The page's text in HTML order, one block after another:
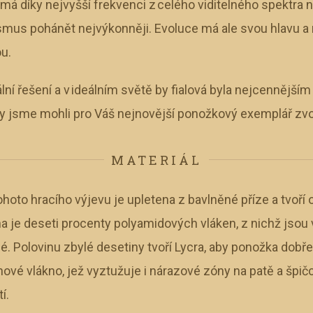
díky nejvyšší frekvenci z celého viditelného spektra
pohánět nejvýkonněji. Evoluce má ale svou hlavu
řešení a v ideálním světě by fialová byla
jsme mohli pro Váš nejnovější ponožkový exemplář
MATERIÁL
hracího výjevu je upletena z bavlněné příze a
je deseti procenty polyamidových vláken, z nichž
Polovinu zbylé desetiny tvoří Lycra, aby ponožka
vlákno, jež vyztužuje i nárazové zóny na patě a